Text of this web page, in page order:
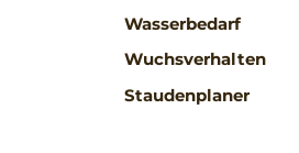
Wasserbedarf
Wuchsverhalten
Staudenplaner